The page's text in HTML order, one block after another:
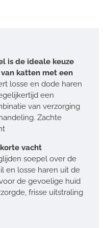
is de ideale keuze
katten met een
losse en dode haren
een
van verzorging
Zachte
vacht
soepel over de
en losse haren uit de
de gevoelige huid
frisse uitstraling